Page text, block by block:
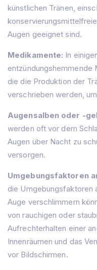
künstlichen Tränen,
Augen geeignet sind.
Medikamente: In
entzündungshemmende
die die Produktion der
verschrieben werden,
Augensalben oder -
werden oft vor dem
Augen über Nacht zu
versorgen.
Umgebungsfaktoren
die Umgebungsfaktoren
Auge verschlimmern
von rauchigen oder
Aufrechterhalten einer
Innenräumen und das
vor Bildschirmen.